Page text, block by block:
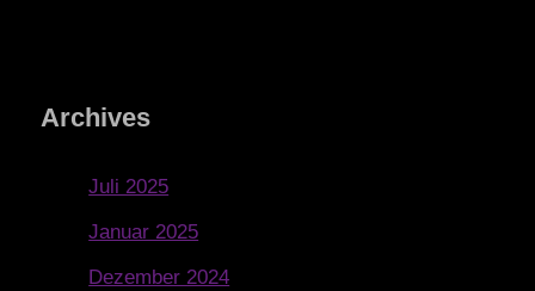
Archives
Juli 2025
Januar 2025
Dezember 2024